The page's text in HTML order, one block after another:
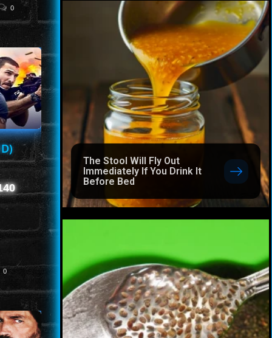
0
0
The Stool Will Fly Out
Immediately If You Drink It
Before Bed